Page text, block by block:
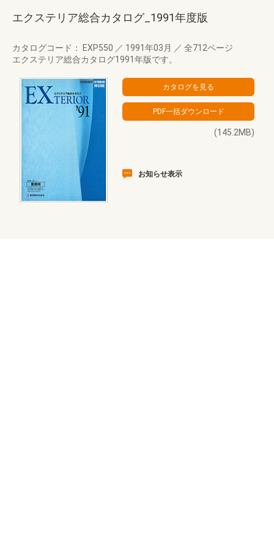
エクステリア総合カタログ_1991年度版
カタログコード： EXP550 ／ 1991年03月 ／ 全712ページ
エクステリア総合カタログ1991年版です。
(145.2MB)
お知らせ表示